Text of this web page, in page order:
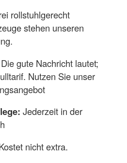
rollstuhlgerecht
stehen unseren
Die gute Nachricht lautet;
Nutzen Sie unser
Jederzeit in der
nicht extra.